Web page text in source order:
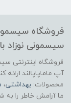
فروشگاه
سیسمونی نوزاد
فروشگاه اینترنتی
آپ ماماپاپالند ارائه
محصولات: بهداشتی،
ما آرامش خاطر را